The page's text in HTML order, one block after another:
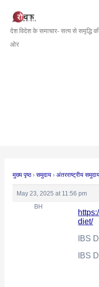
content
देश विदेश के समाचार- सत्य से समृद्धि
ओर
मुख्य पृष्ठ › समुदाय › अंतरराष्ट्रीय
May 23, 2025 at 11:56 pm
BH
diet/
IBS
IBS
navigation